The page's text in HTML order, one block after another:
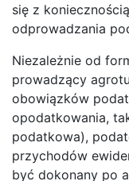
się z
odprowadzania
Niezależnie od
prowadzący
obowiązków
opodatkowania,
podatkowa),
przychodów
być dokonany po